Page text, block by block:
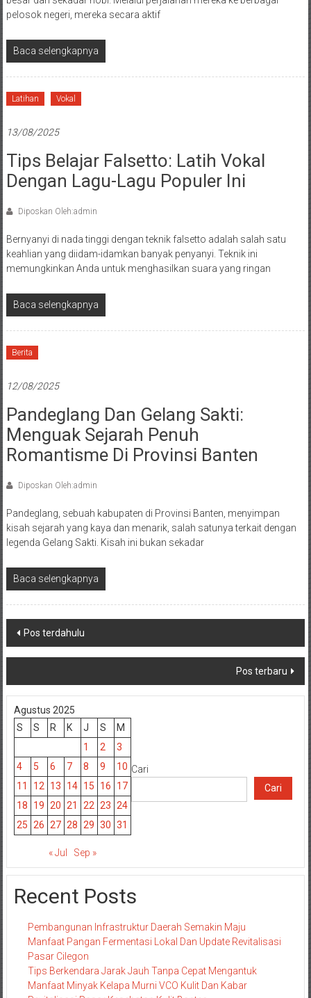
pelosok negeri, mereka secara aktif
Baca selengkapnya
Latihan Vokal
13/08/2025
Tips Belajar Falsetto: Latih Vokal
Dengan Lagu-Lagu Populer Ini
Diposkan Oleh:admin
Bernyanyi di nada tinggi dengan teknik falsetto adalah salah satu
keahlian yang diidam-idamkan banyak penyanyi. Teknik ini
memungkinkan Anda untuk menghasilkan suara yang ringan
Baca selengkapnya
Berita
12/08/2025
Pandeglang Dan Gelang Sakti:
Menguak Sejarah Penuh
Romantisme Di Provinsi Banten
Diposkan Oleh:admin
Pandeglang, sebuah kabupaten di Provinsi Banten, menyimpan
kisah sejarah yang kaya dan menarik, salah satunya terkait dengan
legenda Gelang Sakti. Kisah ini bukan sekadar
Baca selengkapnya
Navigasi
pos
Pos terdahulu
Pos terbaru
Agustus 2025
S
S R K J S
M
1
2
3
4
5 6 7 8 9
10
11
12 13 14 15 16
17
18
19 20 21 22 23 24
25 26 27 28 29 30 31
« Jul Sep »
Cari
Cari
Recent Posts
Pembangunan Infrastruktur Daerah Semakin Maju
Manfaat Pangan Fermentasi Lokal Dan Update Revitalisasi
Pasar Cilegon
Tips Berkendara Jarak Jauh Tanpa Cepat Mengantuk
Manfaat Minyak Kelapa Murni VCO Kulit Dan Kabar